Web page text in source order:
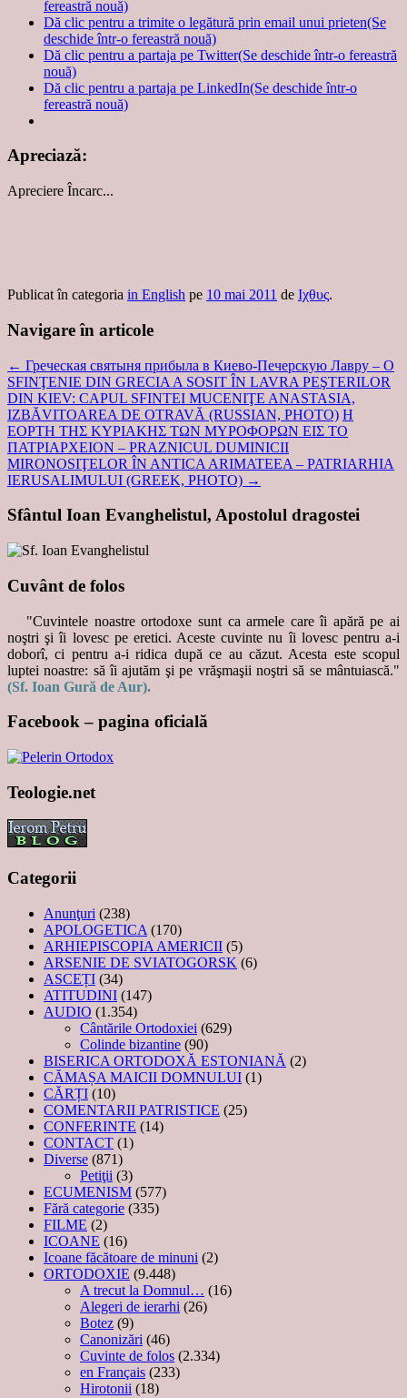
fereastră nouă)
Dă clic pentru a trimite o legătură prin email unui prieten(Se
deschide într-o fereastră nouă)
Dă clic pentru a partaja pe Twitter(Se deschide într-o fereastră
nouă)
Dă clic pentru a partaja pe LinkedIn(Se deschide într-o
fereastră nouă)
Apreciază:
Apreciere Încarc...
Publicat în categoria in English pe 10 mai 2011 de Ιχθυς.
Navigare în articole
← Греческая святыня прибыла в Киево-Печерскую Лавру – O
SFINŢENIE DIN GRECIA A SOSIT ÎN LAVRA PEŞTERILOR
DIN KIEV: CAPUL SFINTEI MUCENIŢE ANASTASIA,
IZBĂVITOAREA DE OTRAVĂ (RUSSIAN, PHOTO) Η
ΕΟΡΤΗ ΤΗΣ ΚΥΡΙΑΚΗΣ ΤΩΝ ΜΥΡΟΦΟΡΩΝ ΕΙΣ ΤΟ
ΠΑΤΡΙΑΡΧΕΙΟN – PRAZNICUL DUMINICII
MIRONOSIŢELOR ÎN ANTICA ARIMATEEA – PATRIARHIA
IERUSALIMULUI (GREEK, PHOTO) →
Sfântul Ioan Evanghelistul, Apostolul dragostei
Cuvânt de folos
"Cuvintele noastre ortodoxe sunt ca armele care îi apără pe ai
noştri şi îi lovesc pe eretici. Aceste cuvinte nu îi lovesc pentru a-i
doborî, ci pentru a-i ridica după ce au căzut. Acesta este scopul
luptei noastre: să îi ajutăm şi pe vrăşmaşii noştri să se mântuiască."
(Sf. Ioan Gură de Aur).
Facebook – pagina oficială
Teologie.net
Categorii
Anunţuri (238)
APOLOGETICA (170)
ARHIEPISCOPIA AMERICII (5)
ARSENIE DE SVIATOGORSK (6)
ASCEȚI (34)
ATITUDINI (147)
AUDIO (1.354)
Cântările Ortodoxiei (629)
Colinde bizantine (90)
BISERICA ORTODOXĂ ESTONIANĂ (2)
CĂMAȘA MAICII DOMNULUI (1)
CĂRȚI (10)
COMENTARII PATRISTICE (25)
CONFERINTE (14)
CONTACT (1)
Diverse (871)
Petiţii (3)
ECUMENISM (577)
Fără categorie (335)
FILME (2)
ICOANE (16)
Icoane făcătoare de minuni (2)
ORTODOXIE (9.448)
A trecut la Domnul… (16)
Alegeri de ierarhi (26)
Botez (9)
Canonizări (46)
Cuvinte de folos (2.334)
en Français (233)
Hirotonii (18)